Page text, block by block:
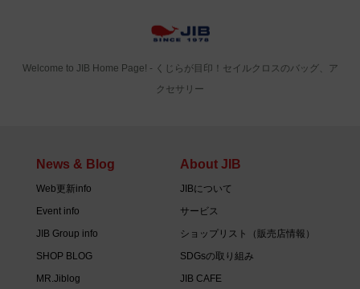
Welcome to JIB Home Page! ‐ くじらが目印！セイルクロスのバッグ、ア
クセサリー
News & Blog
Web更新info
Event info
JIB Group info
SHOP BLOG
MR.Jiblog
About JIB
JIBについて
サービス
ショップリスト（販売店情報）
SDGsの取り組み
JIB CAFE